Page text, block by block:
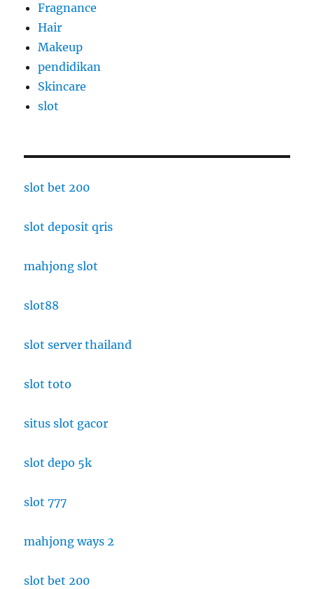
Fragnance
Hair
Makeup
pendidikan
Skincare
slot
slot bet 200
slot deposit qris
mahjong slot
slot88
slot server thailand
slot toto
situs slot gacor
slot depo 5k
slot 777
mahjong ways 2
slot bet 200